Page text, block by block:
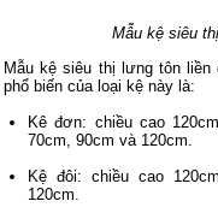
Mẫu kệ siêu
Mẫu kệ siêu thị lưng tôn
phổ biến của loại kệ này là:
Kê đơn: chiều cao
70cm, 90cm và 120cm.
Kệ đôi: chiều cao
120cm.